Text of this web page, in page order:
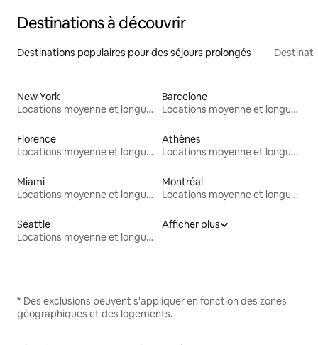
Destinations à découvrir
Destinations populaires pour des séjours prolongés
New York
Locations moyenne et longue durée
Barcelone
Locations moyenne et longue durée
Florence
Locations moyenne et longue durée
Athènes
Locations moyenne et longue durée
Miami
Locations moyenne et longue durée
Montréal
Locations moyenne et longue durée
Seattle
Locations moyenne et longue durée
Afficher plus
* Des exclusions peuvent s'appliquer en fonction des zones
géographiques et des logements.